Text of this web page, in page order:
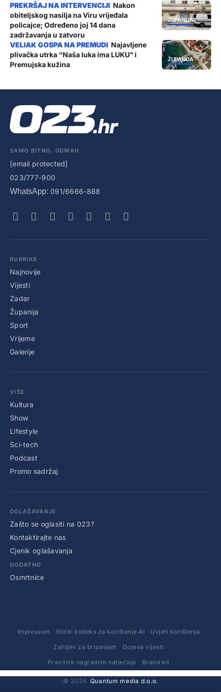
ŽUPANIJA
Nakon
obiteljskog nasilja na Viru vrijeđala
policajce; Određeno joj 14 dana
zadržavanja u zatvoru
ŽUPANIJA
Najavljene
plivačka utrka “Naša luka ima LUKU” i
Premujska kužina
SAMO BITNO. ODMAH.
[email protected]
023/777-900
WhatsApp: 091/6666-888
RUBRIKE
Najnovije
Vijesti
Zadar
Županija
Sport
Vrijeme
Galerije
VIŠE
Kultura
Show
Lifestyle
Sci-tech
Podcast
Promo sadržaj
OGLAŠAVANJE
Zašto se oglasiti na 023?
Kontaktirajte nas
Cjenik oglašavanja
DODATNO
Osmrtnice
Impressum Etički kodeks za korištenje AI Uvjeti korištenja
Zahtjev za brisanjem Dojava vijesti
Pravilnik nagradnih natječaja Brand kit
© 2026. Quantum media d.o.o.